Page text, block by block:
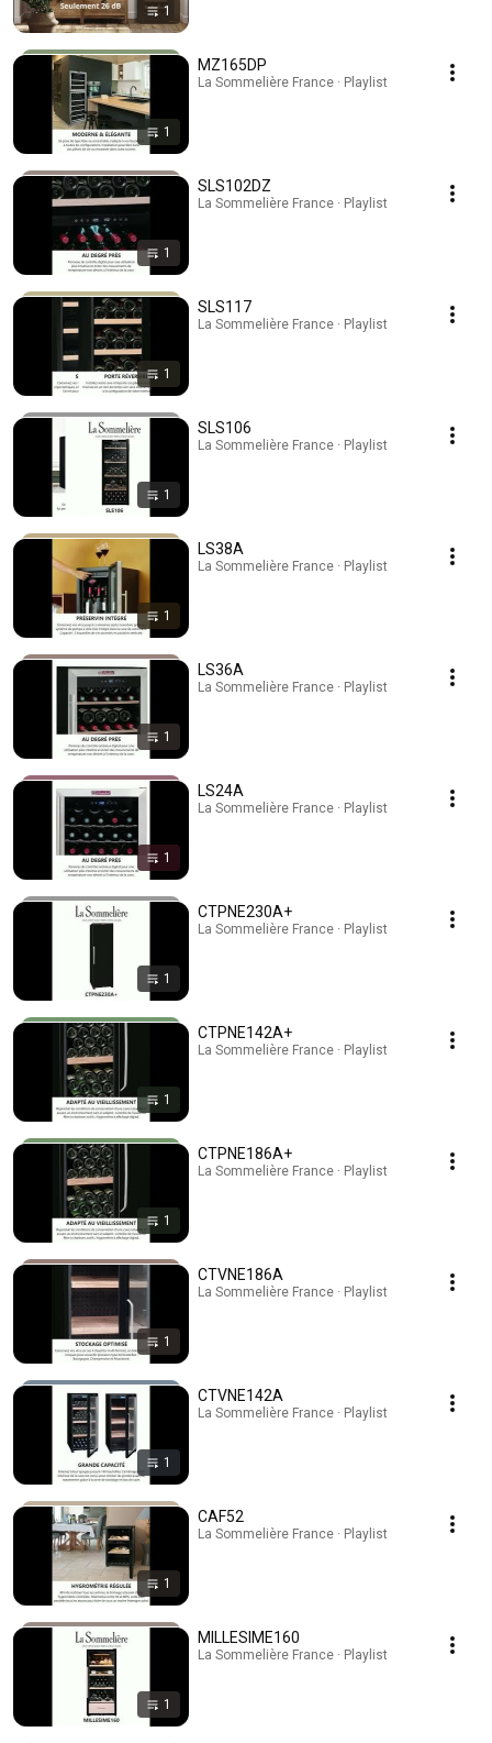
1
1
MZ165DP
La Sommelière France · Playlist
1
SLS102DZ
La Sommelière France · Playlist
1
SLS117
La Sommelière France · Playlist
1
SLS106
La Sommelière France · Playlist
1
LS38A
La Sommelière France · Playlist
1
LS36A
La Sommelière France · Playlist
1
LS24A
La Sommelière France · Playlist
1
CTPNE230A+
La Sommelière France · Playlist
1
CTPNE142A+
La Sommelière France · Playlist
1
CTPNE186A+
La Sommelière France · Playlist
1
CTVNE186A
La Sommelière France · Playlist
1
CTVNE142A
La Sommelière France · Playlist
1
CAF52
La Sommelière France · Playlist
1
MILLESIME160
La Sommelière France · Playlist